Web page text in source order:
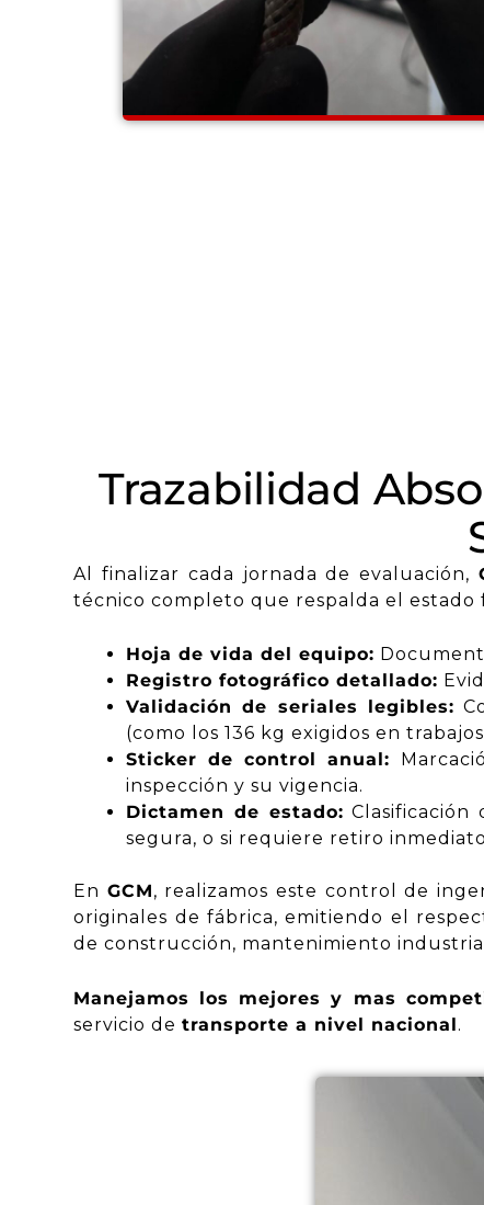
Trazabilidad
Al finalizar cada jornada de evaluación,
técnico completo que respalda el estado
Hoja de vida del equipo:
Registro fotográfico detallado:
Validación de seriales legibles:
(como los 136 kg exigidos en
Sticker de control anual:
inspección y su vigencia.
Dictamen de estado:
segura, o si requiere retiro
En GCM, realizamos este control de
originales de fábrica, emitiendo el
de construcción, mantenimiento
Manejamos los mejores y mas
servicio detransporte a nivel nacional.